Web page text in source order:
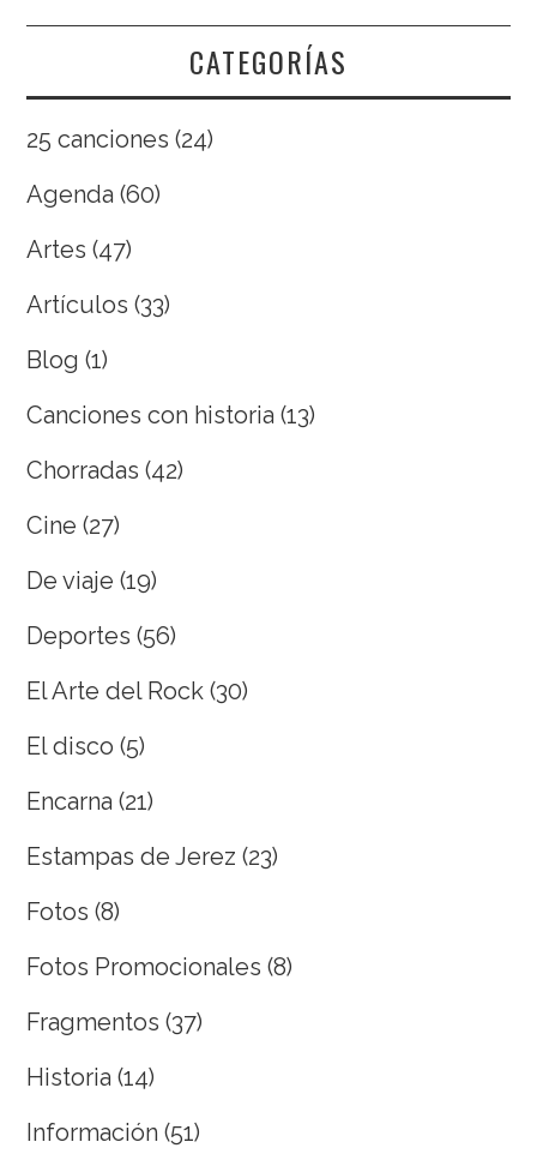
CATEGORÍAS
25 canciones (24)
Agenda (60)
Artes (47)
Artículos (33)
Blog (1)
Canciones con historia (13)
Chorradas (42)
Cine (27)
De viaje (19)
Deportes (56)
El Arte del Rock (30)
El disco (5)
Encarna (21)
Estampas de Jerez (23)
Fotos (8)
Fotos Promocionales (8)
Fragmentos (37)
Historia (14)
Información (51)